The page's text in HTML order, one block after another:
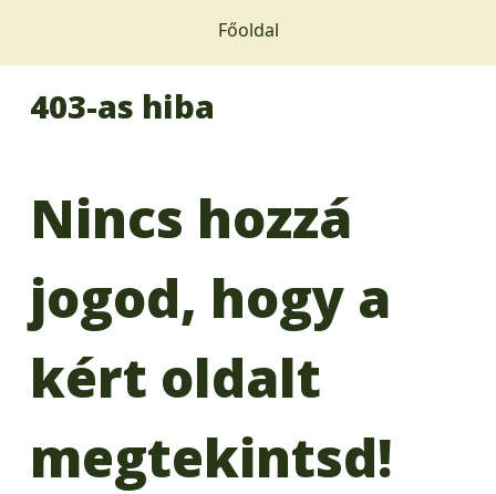
Főoldal
403-as hiba
Nincs hozzá
jogod, hogy a
kért oldalt
megtekintsd!